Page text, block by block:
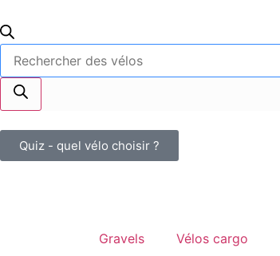
Quiz - quel vélo choisir ?
Gravels Vélos cargo